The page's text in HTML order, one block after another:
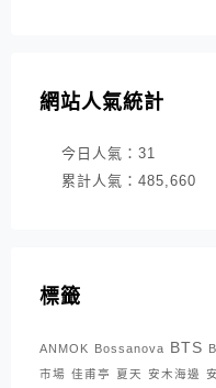
網站人氣統計
今日人氣： 31
累計人氣： 485,660
標籤
ANMOK Bossanova BTS
市場 佳甫亭 夏天 安木海邊